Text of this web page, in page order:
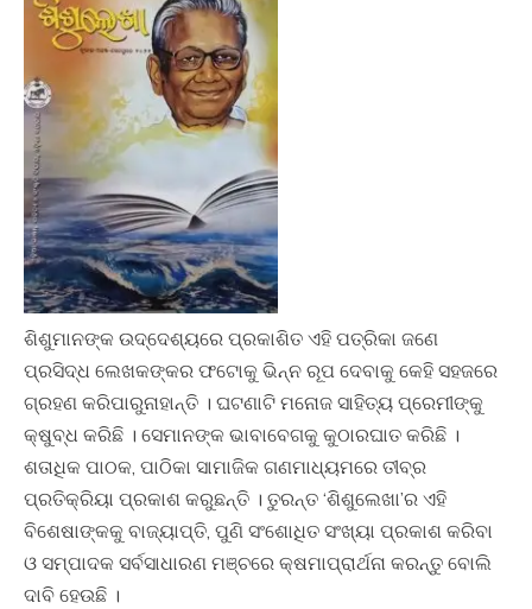
ଶିଶୁମାନଙ୍କ ଉଦ୍ଦେଶ୍ୟରେ ପ୍ରକାଶିତ ଏହି ପତ୍ରିକା ଜଣେ
ପ୍ରସିଦ୍ଧ ଲେଖକଙ୍କର ଫଟୋକୁ ଭିନ୍ନ ରୂପ ଦେବାକୁ କେହି ସହଜରେ
ଗ୍ରହଣ କରିପାରୁନାହାନ୍ତି । ଘଟଣାଟି ମନୋଜ ସାହିତ୍ୟ ପ୍ରେମୀଙ୍କୁ
କ୍ଷୁବ୍ଧ କରିଛି । ସେମାନଙ୍କ ଭାବାବେଗକୁ କୁଠାରଘାତ କରିଛି ।
ଶତାଧିକ ପାଠକ, ପାଠିକା ସାମାଜିକ ଗଣମାଧ୍ୟମରେ ତୀବ୍ର
ପ୍ରତିକ୍ରିୟା ପ୍ରକାଶ କରୁଛନ୍ତି । ତୁରନ୍ତ ‘ଶିଶୁଲେଖା’ର ଏହି
ବିଶେଷାଙ୍କକୁ ବାଜ୍ୟାପ୍ତି, ପୁଣି ସଂଶୋଧିତ ସଂଖ୍ୟା ପ୍ରକାଶ କରିବା
ଓ ସମ୍ପାଦକ ସର୍ବସାଧାରଣ ମଞ୍ଚରେ କ୍ଷମାପ୍ରାର୍ଥନା କରନ୍ତୁ ବୋଲି
ଦାବି ହେଉଛି ।